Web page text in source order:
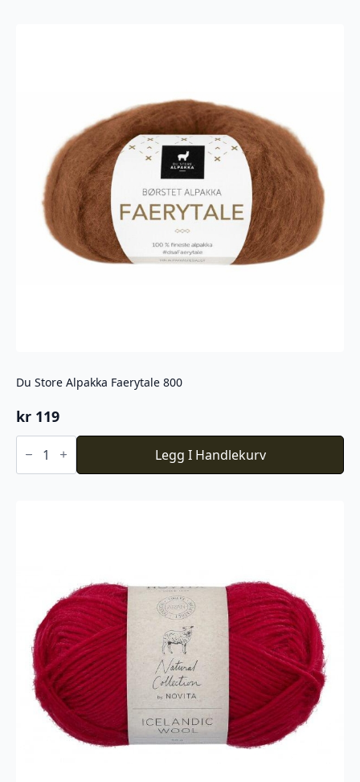
Du Store Alpakka Faerytale 800
kr 119
Du
Store
Faerytale
Legg I Handlekurv